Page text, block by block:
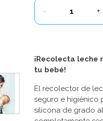
- +
¡Recolecta leche
tu bebé!
El recolector de
seguro e higiénico
silicona de grado